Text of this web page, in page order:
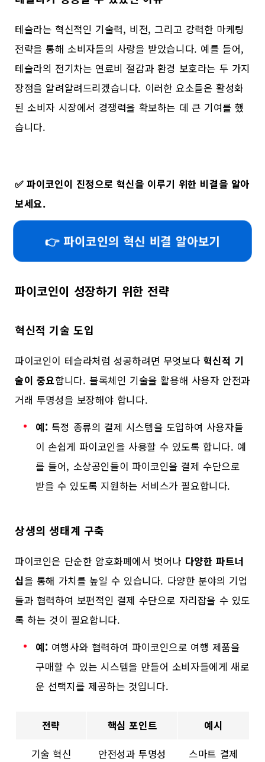
테슬라는 혁신적인 기술력, 비전, 그리고 강력한 마케팅
전략을 통해 소비자들의 사랑을 받았습니다. 예를 들어,
테슬라의 전기차는 연료비 절감과 환경 보호라는 두 가지
장점을 알려알려드리겠습니다. 이러한 요소들은 활성화
된 소비자 시장에서 경쟁력을 확보하는 데 큰 기여를 했
습니다.
✅파이코인이 진정으로 혁신을 이루기 위한 비결을 알아
보세요.
👉 파이코인의 혁신 비결 알아보기
파이코인이 성장하기 위한 전략
혁신적 기술 도입
파이코인이 테슬라처럼 성공하려면 무엇보다 혁신적 기
술이 중요합니다. 블록체인 기술을 활용해 사용자 안전과
거래 투명성을 보장해야 합니다.
예: 특정 종류의 결제 시스템을 도입하여 사용자들
이 손쉽게 파이코인을 사용할 수 있도록 합니다. 예
를 들어, 소상공인들이 파이코인을 결제 수단으로
받을 수 있도록 지원하는 서비스가 필요합니다.
상생의 생태계 구축
파이코인은 단순한 암호화폐에서 벗어나 다양한 파트너
십을 통해 가치를 높일 수 있습니다. 다양한 분야의 기업
들과 협력하여 보편적인 결제 수단으로 자리잡을 수 있도
록 하는 것이 필요합니다.
예: 여행사와 협력하여 파이코인으로 여행 제품을
구매할 수 있는 시스템을 만들어 소비자들에게 새로
운 선택지를 제공하는 것입니다.
전략 핵심 포인트
예시
기술 혁신
안전성과 투명성
스마트 결제